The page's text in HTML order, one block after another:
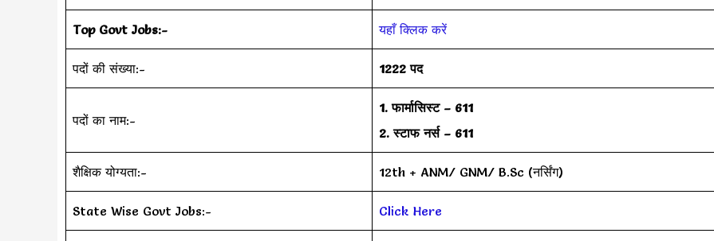
Top Govt Jobs:- यहाँ क्लिक करें
पदों की संख्या:- 1222 पद
पदों का नाम:-
1. फार्मासिस्ट – 611
2. स्टाफ नर्स – 611
शैक्षिक योग्यता:- 12th + ANM/ GNM/ B.Sc (नर्सिंग)
State Wise Govt Jobs:- Click Here